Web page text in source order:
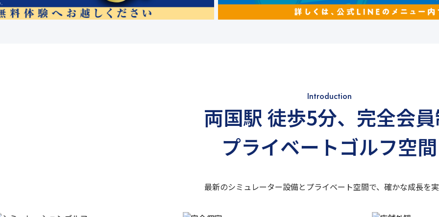
Introduction
両国駅 徒歩5分、 完全会
プライベートゴルフ空間
最新のシミュレーター設備と プライベート空間で、 確かな成長を